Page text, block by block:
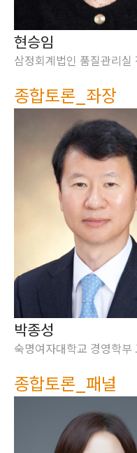
현승임
삼정회계법인 품질관리실
종합토론_좌장
박종성
숙명여자대학교 경영학부
종합토론_패널